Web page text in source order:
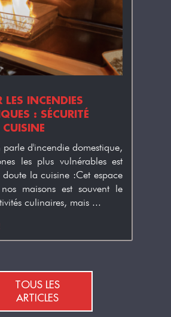
LES INCENDIES
: SÉCURITÉ
parle d'incendie domestique,
les plus vulnérables est
la cuisine :Cet espace
maisons est souvent le
culinaires, mais ...
TOUS LES
ARTICLES